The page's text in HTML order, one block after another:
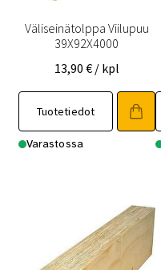
Väliseinätolppa Viilupuu
39X92X4000
13,90 € / kpl
Tuotetiedot
Varastossa